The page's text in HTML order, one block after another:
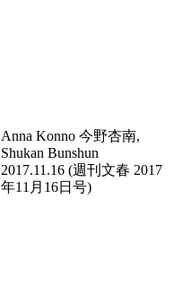
Anna Konno 今野杏南,
Shukan Bunshun
2017.11.16 (週刊文春 2017
年11月16日号)